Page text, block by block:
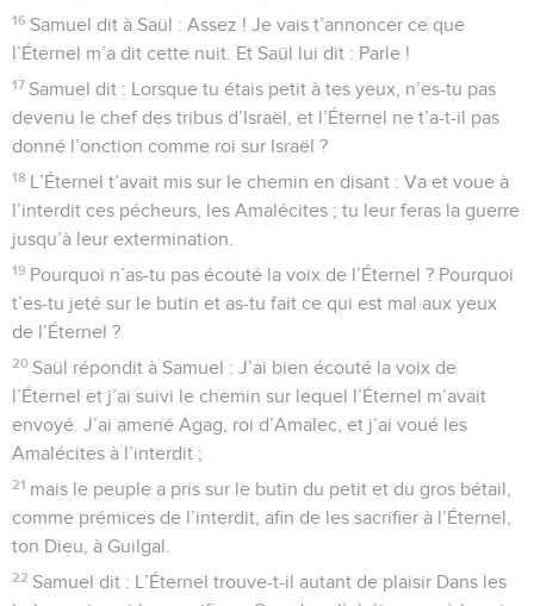
16 Samuel dit à Saül : Assez ! Je vais t’annoncer ce que
l’Éternel m’a dit cette nuit. Et Saül lui dit : Parle !
17 Samuel dit : Lorsque tu étais petit à tes yeux, n’es-tu pas
devenu le chef des tribus d’Israël, et l’Éternel ne t’a-t-il pas
donné l’onction comme roi sur Israël ?
18 L’Éternel t’avait mis sur le chemin en disant : Va et voue à
l’interdit ces pécheurs, les Amalécites ; tu leur feras la guerre
jusqu’à leur extermination.
19 Pourquoi n’as-tu pas écouté la voix de l’Éternel ? Pourquoi
t’es-tu jeté sur le butin et as-tu fait ce qui est mal aux yeux
de l’Éternel ?
20 Saül répondit à Samuel : J’ai bien écouté la voix de
l’Éternel et j’ai suivi le chemin sur lequel l’Éternel m’avait
envoyé. J’ai amené Agag, roi d’Amalec, et j’ai voué les
Amalécites à l’interdit ;
21 mais le peuple a pris sur le butin du petit et du gros bétail,
comme prémices de l’interdit, afin de les sacrifier à l’Éternel,
ton Dieu, à Guilgal.
22 Samuel dit : L’Éternel trouve-t-il autant de plaisir Dans les